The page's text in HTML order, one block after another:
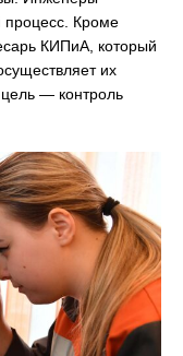
процесс. Кроме
КИПиА, который
их
— контроль